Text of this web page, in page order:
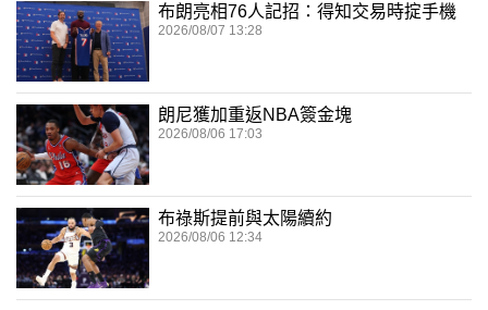
布朗亮相76人記招：得知交易時掟手機
2026/08/07 13:28
朗尼獲加重返NBA簽金塊
2026/08/06 17:03
布祿斯提前與太陽續約
2026/08/06 12:34